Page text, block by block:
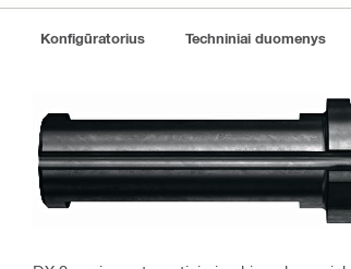
Konfigūratorius Techniniai duomenys